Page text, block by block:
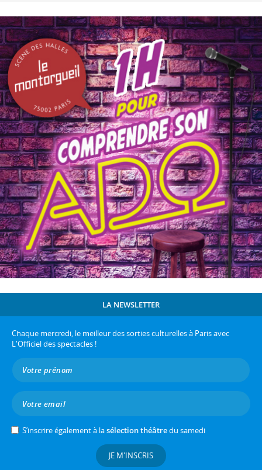
LA NEWSLETTER
Chaque mercredi, le meilleur des sorties culturelles à Paris avec
L'Officiel des spectacles !
S’inscrire également à lasélection théâtredu samedi
JE M'INSCRIS